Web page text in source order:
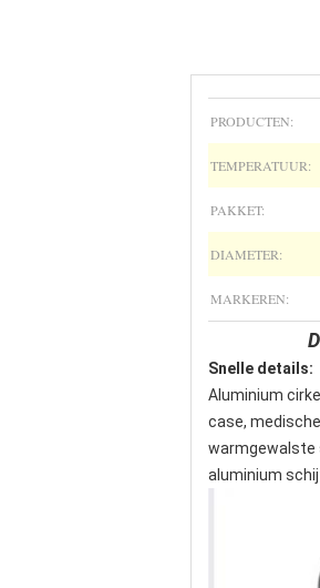
PRODUCTEN:
TEMPERATUUR:
PAKKET:
DIAMETER:
MARKEREN:
Snelle details:
Aluminium
case,
warmgewalste
aluminium